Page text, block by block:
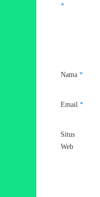
*
Nama *
Email *
Situs
Web